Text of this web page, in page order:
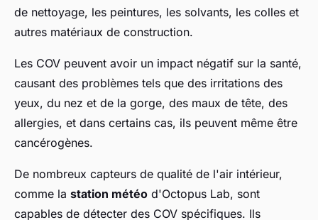
de nettoyage, les peintures, les solvants, les colles et
autres matériaux de construction.
Les COV peuvent avoir un impact négatif sur la santé,
causant des problèmes tels que des irritations des
yeux, du nez et de la gorge, des maux de tête, des
allergies, et dans certains cas, ils peuvent même être
cancérogènes.
De nombreux capteurs de qualité de l'air intérieur,
comme la station météo d'Octopus Lab, sont
capables de détecter des COV spécifiques. Ils